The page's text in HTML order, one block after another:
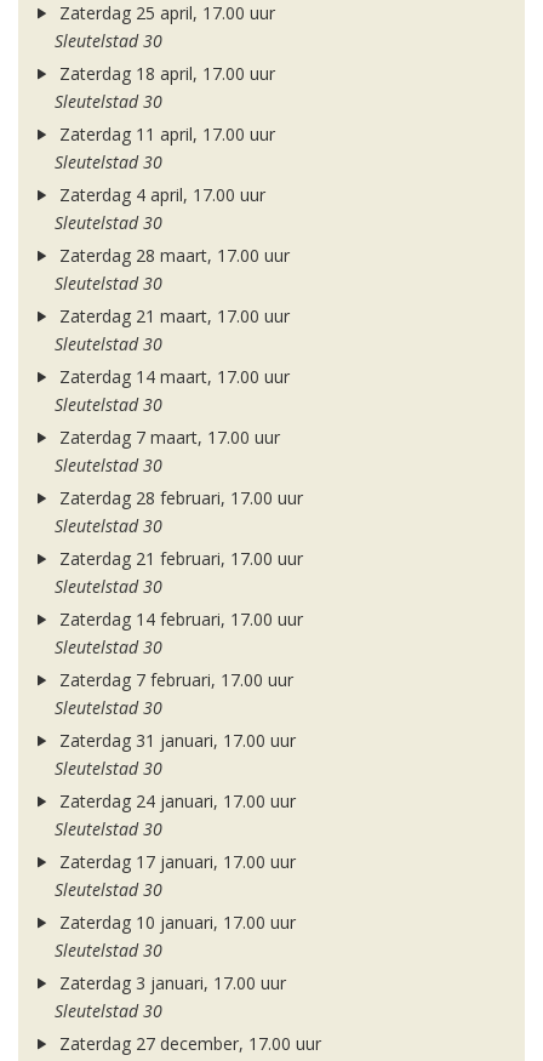
Zaterdag 25 april, 17.00 uur
Sleutelstad 30
Zaterdag 18 april, 17.00 uur
Sleutelstad 30
Zaterdag 11 april, 17.00 uur
Sleutelstad 30
Zaterdag 4 april, 17.00 uur
Sleutelstad 30
Zaterdag 28 maart, 17.00 uur
Sleutelstad 30
Zaterdag 21 maart, 17.00 uur
Sleutelstad 30
Zaterdag 14 maart, 17.00 uur
Sleutelstad 30
Zaterdag 7 maart, 17.00 uur
Sleutelstad 30
Zaterdag 28 februari, 17.00 uur
Sleutelstad 30
Zaterdag 21 februari, 17.00 uur
Sleutelstad 30
Zaterdag 14 februari, 17.00 uur
Sleutelstad 30
Zaterdag 7 februari, 17.00 uur
Sleutelstad 30
Zaterdag 31 januari, 17.00 uur
Sleutelstad 30
Zaterdag 24 januari, 17.00 uur
Sleutelstad 30
Zaterdag 17 januari, 17.00 uur
Sleutelstad 30
Zaterdag 10 januari, 17.00 uur
Sleutelstad 30
Zaterdag 3 januari, 17.00 uur
Sleutelstad 30
Zaterdag 27 december, 17.00 uur